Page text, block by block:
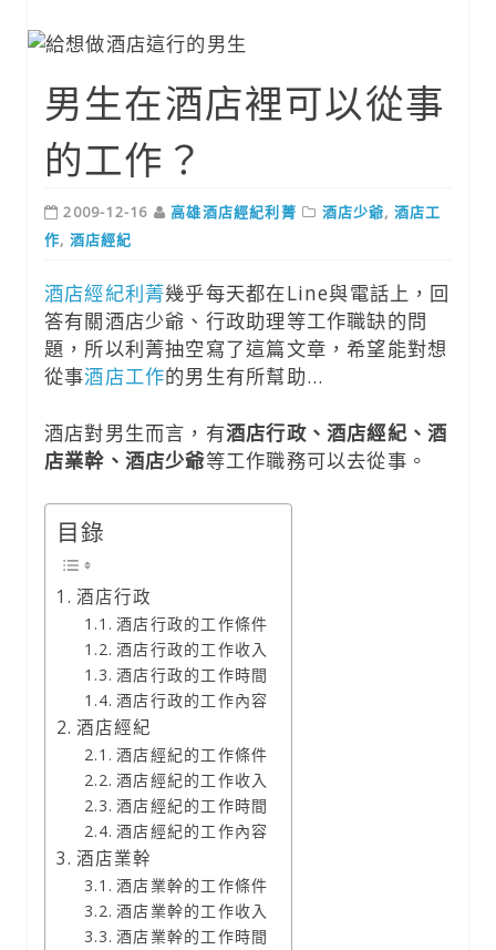
男生在酒店裡可以從事
的工作？
2009-12-16 高雄酒店經紀利菁 酒店少爺, 酒店工
作, 酒店經紀
酒店經紀利菁幾乎每天都在Line與電話上，回
答有關酒店少爺、行政助理等工作職缺的問
題，所以利菁抽空寫了這篇文章，希望能對想
從事酒店工作的男生有所幫助…
酒店對男生而言，有酒店行政、酒店經紀、酒
店業幹、酒店少爺等工作職務可以去從事。
目錄
酒店行政
酒店行政的工作條件
酒店行政的工作收入
酒店行政的工作時間
酒店行政的工作內容
酒店經紀
酒店經紀的工作條件
酒店經紀的工作收入
酒店經紀的工作時間
酒店經紀的工作內容
酒店業幹
酒店業幹的工作條件
酒店業幹的工作收入
酒店業幹的工作時間